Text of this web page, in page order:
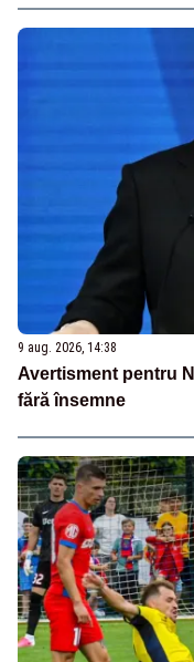
9 aug. 2026, 14:38
Avertisment pentru
fără însemne